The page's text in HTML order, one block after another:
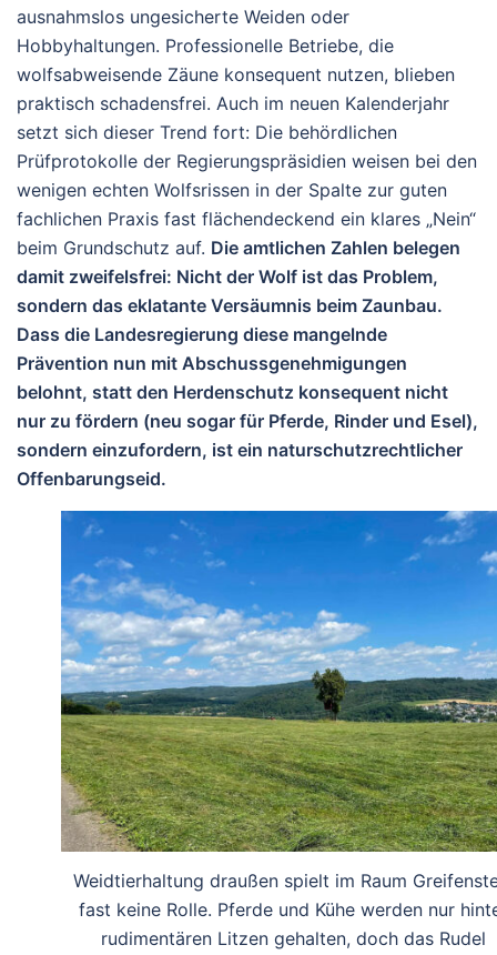
ausnahmslos ungesicherte Weiden oder
Hobbyhaltungen. Professionelle Betriebe, die
wolfsabweisende Zäune konsequent nutzen, blieben
praktisch schadensfrei. Auch im neuen Kalenderjahr
setzt sich dieser Trend fort: Die behördlichen
Prüfprotokolle der Regierungspräsidien weisen bei den
wenigen echten Wolfsrissen in der Spalte zur guten
fachlichen Praxis fast flächendeckend ein klares „Nein“
beim Grundschutz auf. Die amtlichen Zahlen belegen
damit zweifelsfrei: Nicht der Wolf ist das Problem,
sondern das eklatante Versäumnis beim Zaunbau.
Dass die Landesregierung diese mangelnde
Prävention nun mit Abschussgenehmigungen
belohnt, statt den Herdenschutz konsequent nicht
nur zu fördern (neu sogar für Pferde, Rinder und Esel),
sondern einzufordern, ist ein naturschutzrechtlicher
Offenbarungseid.
Weidtierhaltung draußen spielt im Raum
fast keine Rolle. Pferde und Kühe werden nur
rudimentären Litzen gehalten, doch das Rudel